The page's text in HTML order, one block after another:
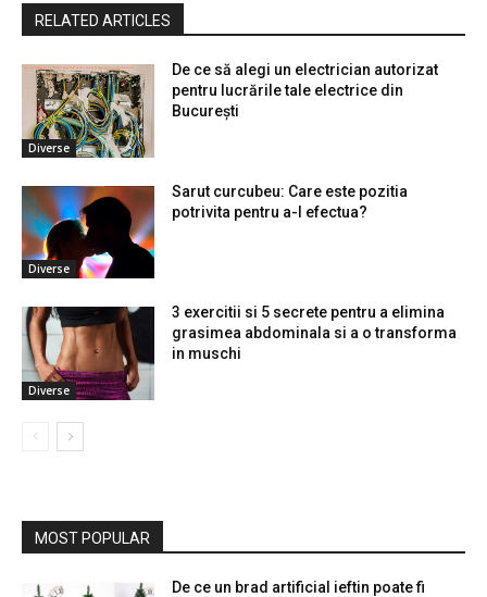
RELATED ARTICLES
Diverse
De ce să alegi un electrician autorizat
pentru lucrările tale electrice din
București
Diverse
Sarut curcubeu: Care este pozitia
potrivita pentru a-l efectua?
Diverse
3 exercitii si 5 secrete pentru a elimina
grasimea abdominala si a o transforma
in muschi
MOST POPULAR
De ce un brad artificial ieftin poate fi